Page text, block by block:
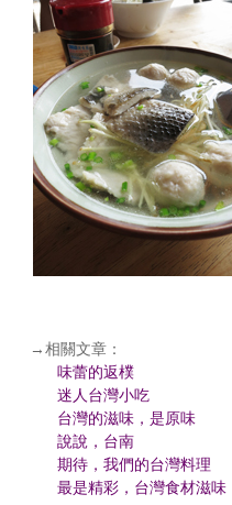
→相關文章：
味蕾的返樸
迷人台灣小吃
台灣的滋味，是原味
說說，台南
期待，我們的台灣料理
最是精彩，台灣食材滋味